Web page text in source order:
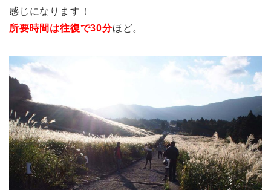
感じになります！
所要時間は往復で30分ほど。